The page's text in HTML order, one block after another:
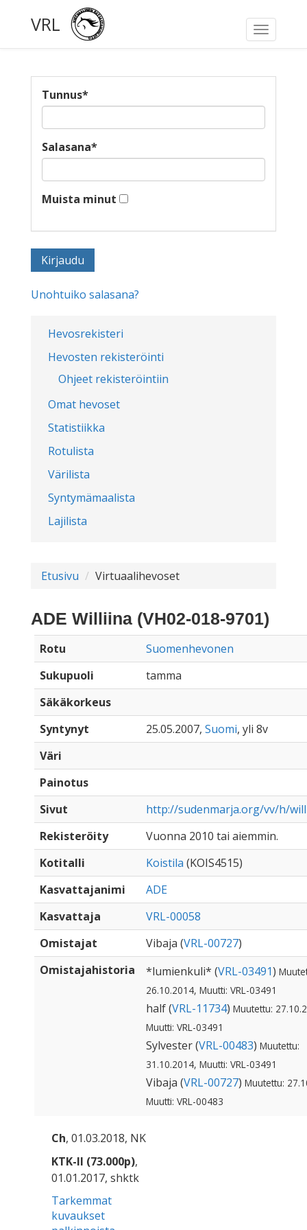
Toggle
VRL
Hevosrekisteri
Hevosten rekisteröinti
Ohjeet rekisteröintiin
Omat hevoset
Statistiikka
Rotulista
Värilista
Syntymämaalista
Lajilista
Tunnus*
Salasana*
Muista minut
Unohtuiko salasana?
Etusivu Virtuaalihevoset
ADE Williina (VH02-018-9701)
Rotu
Suomenhevonen
Sukupuoli
tamma
Säkäkorkeus
Syntynyt
25.05.2007, Suomi, yli 8v
Väri
Painotus
Sivut
http://sudenmarja.org/vv/h/
Rekisteröity
Vuonna 2010 tai aiemmin.
Kotitalli
Koistila (KOIS4515)
Kasvattajanimi
ADE
Kasvattaja
VRL-00058
Omistajat
Vibaja (VRL-00727)
Omistajahistoria
*lumienkuli* (VRL-03491)
26.10.2014, Muutti: VRL-03491
half (VRL-11734) Muutettu:
Muutti: VRL-03491
Sylvester (VRL-00483) Muutettu:
31.10.2014, Muutti: VRL-03491
Vibaja (VRL-00727) Muutettu:
Muutti: VRL-00483
Ch, 01.03.2018, NK
KTK-II (73.000p),
01.01.2017, shktk
Tarkemmat
kuvaukset